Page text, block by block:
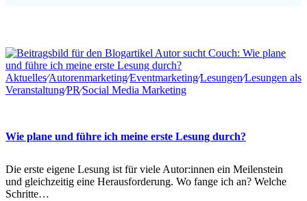
Aktuelles∕Autorenmarketing∕Eventmarketing∕Lesungen∕Lesungen als
Veranstaltung∕PR∕Social Media Marketing
Wie plane und führe ich meine erste Lesung durch?
Die erste eigene Lesung ist für viele Autor:innen ein Meilenstein
und gleichzeitig eine Herausforderung. Wo fange ich an? Welche
Schritte…